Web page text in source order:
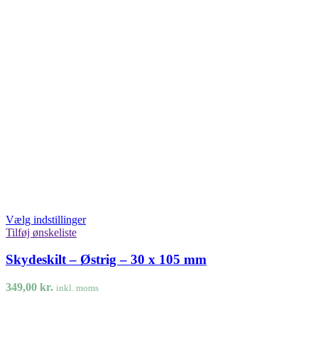
Vælg indstillinger
Tilføj ønskeliste
Skydeskilt – Østrig – 30 x 105 mm
349,00 kr. inkl. moms